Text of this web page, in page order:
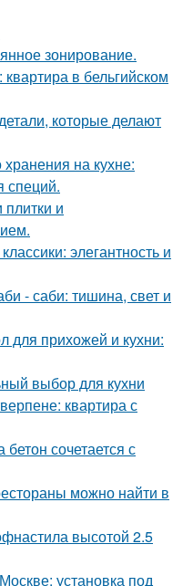
зонирование.
в бельгийском
которые делают
на кухне:
специй.
и
элегантность и
- саби: тишина, свет и
для прихожей и кухни:
выбор для кухни
квартира с
сочетается с
можно найти в
высотой 2.5
установка под